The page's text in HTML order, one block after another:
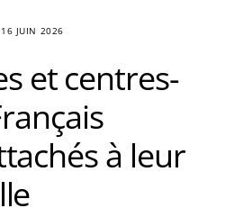
16 JUIN 2026
et centres-
à leur